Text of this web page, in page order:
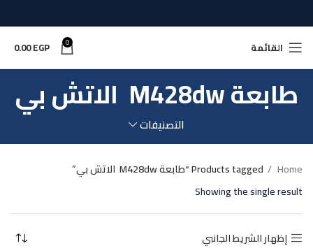
القائمة 0
0.00EGP
طابعة M428dw الاتش بي
التصنيفات
Home
Products tagged “طابعة M428dw الاتش بي”
Showing the single result
إظهار الشريط الجانبي